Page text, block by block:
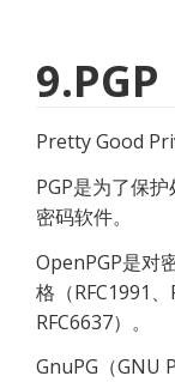
9.PGP
Pretty Good
PGP是为了保
密码软件。
OpenPGP是对
格（RFC1991、
RFC6637）。
GnuPG（GNU